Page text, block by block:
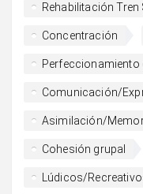
Rehabilitación Tren
Concentración
Perfeccionamiento
Comunicación/
Asimilación/
Cohesión grupal
Lúdicos/